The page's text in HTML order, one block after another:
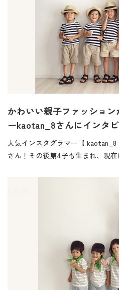
かわいい親子ファッショ
ーkaotan_8さんにインタ
人気インスタグラマー【
さん！その後第4子も生まれ、現